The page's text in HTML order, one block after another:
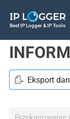
Best IP Logger & IP Tools
Eksport